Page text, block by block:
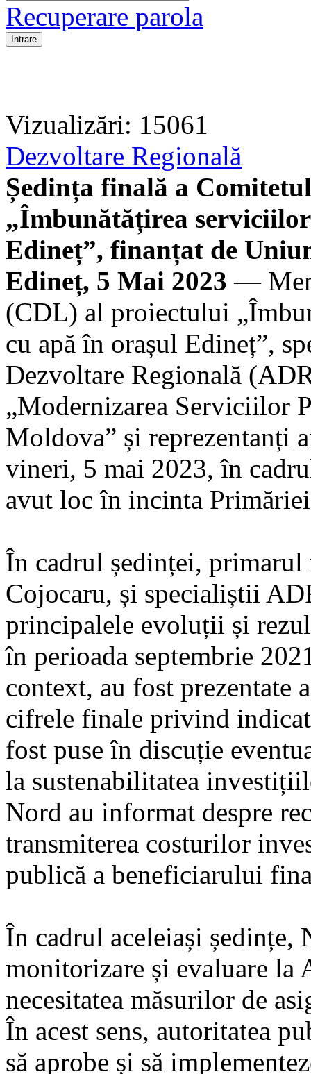
Recuperare parola
Vizualizări: 15061
Dezvoltare Regională
Ședința finală a
„Îmbunătățirea
Edineț”, finanțat de
Edineț, 5 Mai 2023 —
(CDL) al proiectului
cu apă în orașul Edineț”,
Dezvoltare Regională
„Modernizarea Serviciilor
Moldova” și reprezentanți
vineri, 5 mai 2023, în
avut loc în incinta
În cadrul ședinței,
Cojocaru, și specialiștii
principalele evoluții și
în perioada septembrie
context, au fost prezentate
cifrele finale privind
fost puse în discuție
la sustenabilitatea
Nord au informat despre
transmiterea costurilor
publică a beneficiarului
În cadrul aceleiași ședințe,
monitorizare și evaluare la
necesitatea măsurilor de
În acest sens, autoritatea
să aprobe și să